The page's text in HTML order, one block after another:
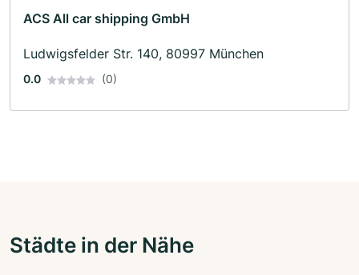
ACS All car shipping GmbH
Ludwigsfelder Str. 140, 80997 München
0.0 (0)
Städte in der Nähe